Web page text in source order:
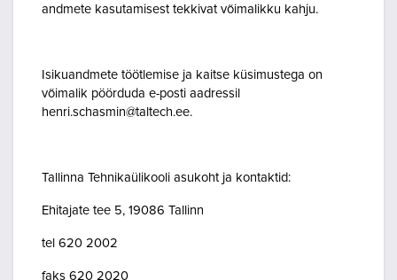
andmete kasutamisest tekkivat võimalikku kahju.
Isikuandmete töötlemise ja kaitse küsimustega on
võimalik pöörduda e-posti aadressil
henri.schasmin@taltech.ee.
Tallinna Tehnikaülikooli asukoht ja kontaktid:
Ehitajate tee 5, 19086 Tallinn
tel 620 2002
faks 620 2020